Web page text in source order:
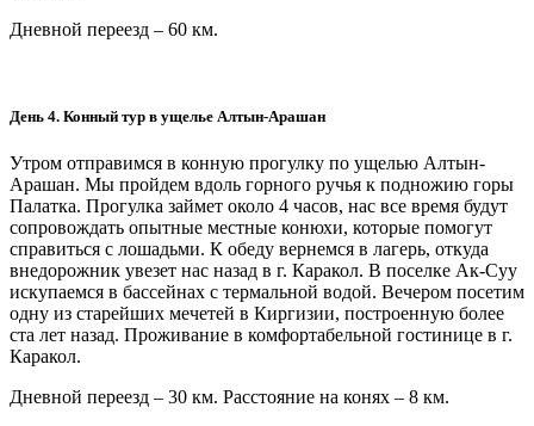
Дневной переезд – 60 км.
День 4. Конный тур в ущелье Алтын-Арашан
Утром отправимся в конную прогулку по ущелью Алтын-
Арашан. Мы пройдем вдоль горного ручья к подножию горы
Палатка. Прогулка займет около 4 часов, нас все время будут
сопровождать опытные местные конюхи, которые помогут
справиться с лошадьми. К обеду вернемся в лагерь, откуда
внедорожник увезет нас назад в г. Каракол. В поселке Ак-Суу
искупаемся в бассейнах с термальной водой. Вечером посетим
одну из старейших мечетей в Киргизии, построенную более
ста лет назад. Проживание в комфортабельной гостинице в г.
Каракол.
Дневной переезд – 30 км. Расстояние на конях – 8 км.